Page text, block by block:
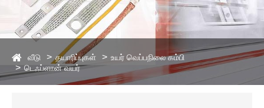
வீடு தயாரிப்புகள்
உயர் வெப்பநிலை கம்பி
டெஃப்ளான் வயர்